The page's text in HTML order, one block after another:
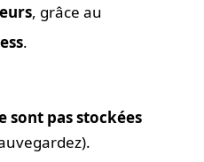
, grâce au
.
sont pas stockées